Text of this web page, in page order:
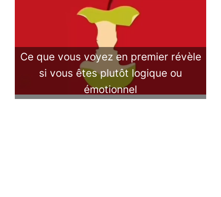
Ce que vous voyez en premier révèle
si vous êtes plutôt logique ou
émotionnel